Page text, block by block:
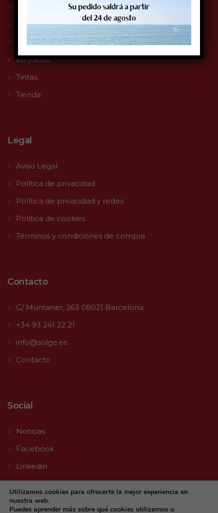
Compromiso Solge
Servicio Técnico
Impresoras
Etiquetas
Tintas
Tienda
Legal
Aviso Legal
Política de privacidad
Política de privacidad y redes
Política de cookies
Términos y condiciones de compra
Contacto
C/ Muntaner, 263 08021 Barcelona
+34 93 241 22 21
info@solge.es
Contacto
Social
Noticias
Facebook
Linkedin
Youtube
Utilizamos cookies para ofrecerte la mejor experiencia en
nuestra web.
Puedes aprender más sobre qué cookies utilizamos o